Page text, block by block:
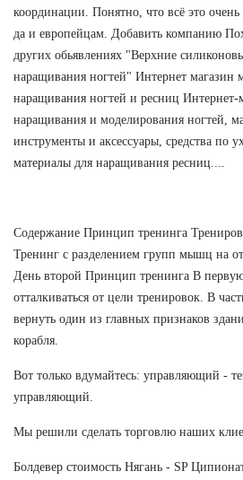
координации. Понятно, что всё это
да и европейцам. Добавить компанию
других обьявлениях "Верхние
наращивания ногтей" Интернет магазин
наращивания ногтей и ресниц Интернет-
наращивания и моделирования ногтей,
инструменты и аксессуары, средства по
материалы для наращивания ресниц....
Содержание Принцип тренинга
Тренинг с разделением групп мышц на
День второй Принцип тренинга В
отталкиваться от цели тренировок. В
вернуть один из главных признаков
корабля.
Вот только вдумайтесь: управляющий -
управляющий.
Мы решили сделать торговлю наших
Болдевер стоимость Нягань - SP